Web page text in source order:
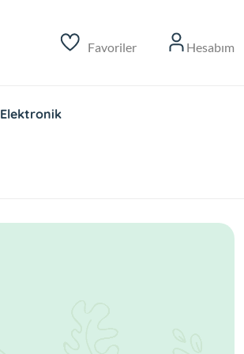
Favoriler Hesabım
Elektronik